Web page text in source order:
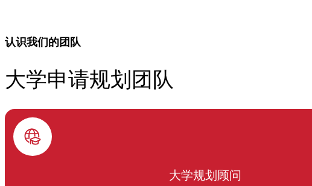
认识我们的团队
大学申请规划团队
大学规划顾问